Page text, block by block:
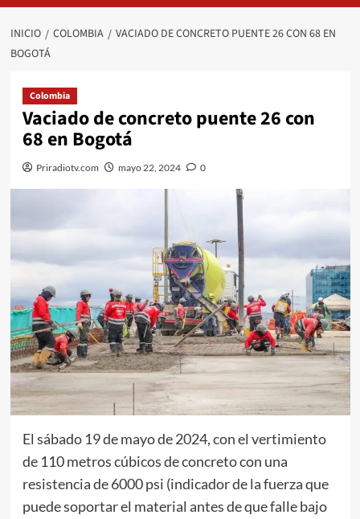
INICIO COLOMBIA
VACIADO DE CONCRETO PUENTE 26 CON 68 EN
BOGOTÁ
Colombia
Vaciado de concreto puente 26 con
68 en Bogotá
Priradiotv.com mayo 22, 2024 0
El sábado 19 de mayo de 2024, con el vertimiento
de 110 metros cúbicos de concreto con una
resistencia de 6000 psi (indicador de la fuerza que
puede soportar el material antes de que falle bajo